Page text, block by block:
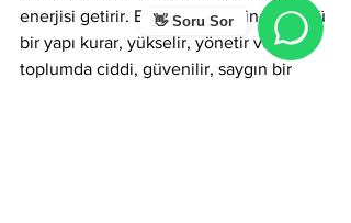
👋 Soru Sor
enerjisi getirir. Bu kişi mesleğinde güçlü
bir yapı kurar, yükselir, yönetir ve
toplumda ciddi, güvenilir, saygın bir